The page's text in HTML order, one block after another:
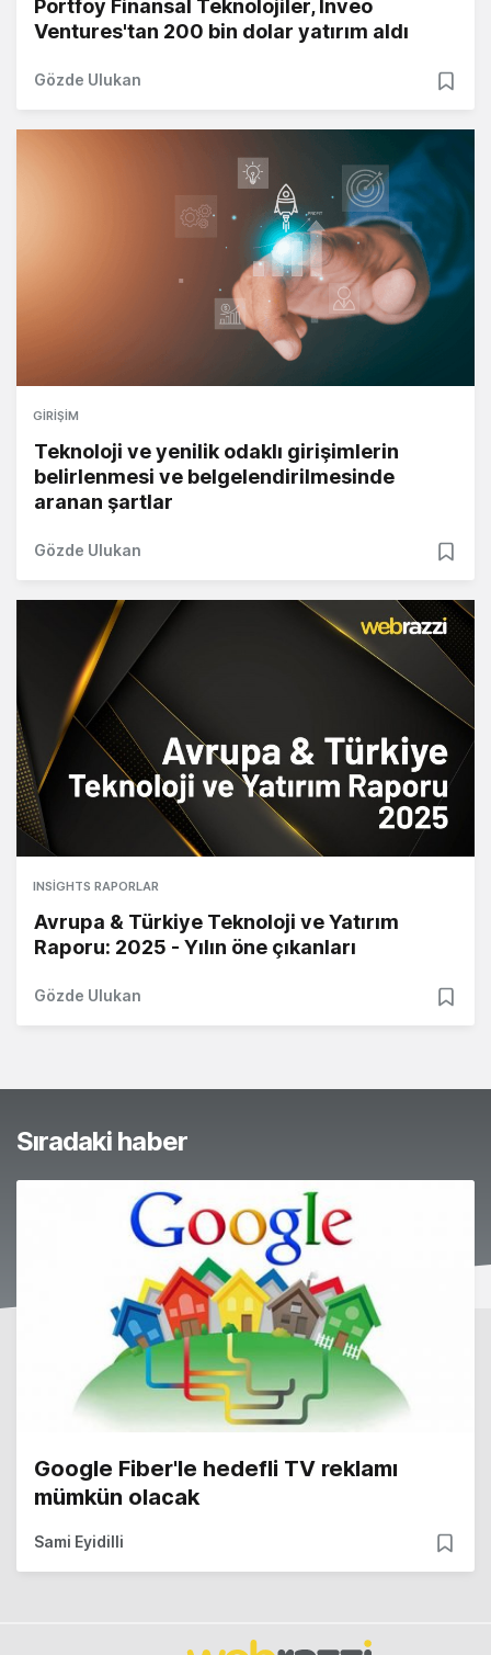
Portfoy Finansal Teknolojiler, Inveo
Ventures'tan 200 bin dolar yatırım aldı
Gözde Ulukan
GIRIŞIM
Teknoloji ve yenilik odaklı girişimlerin
belirlenmesi ve belgelendirilmesinde
aranan şartlar
Gözde Ulukan
INSIGHTS RAPORLAR
Avrupa & Türkiye Teknoloji ve Yatırım
Raporu: 2025 - Yılın öne çıkanları
Gözde Ulukan
Sıradaki haber
Google Fiber'le hedefli TV reklamı
mümkün olacak
Sami Eyidilli